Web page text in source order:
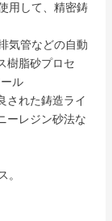
用して、精密鋳
気管などの自動
樹脂砂プロセ
ル
された鋳造ライ
ーレジン砂法な
。